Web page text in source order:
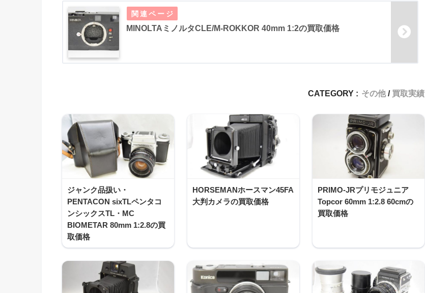
MINOLTAミノルタCLE/M-ROKKOR 40mm 1:2の買取価格
CATEGORY : その他 買取実績
ジャンク品扱い・
PENTACON sixTLペンタコ
ンシックスTL・MC
BIOMETAR 80mm 1:2.8の買
取価格
HORSEMANホースマン45FA
大判カメラの買取価格
PRIMO-JRプリモジュニア
Topcor 60mm 1:2.8 60cmの
買取価格